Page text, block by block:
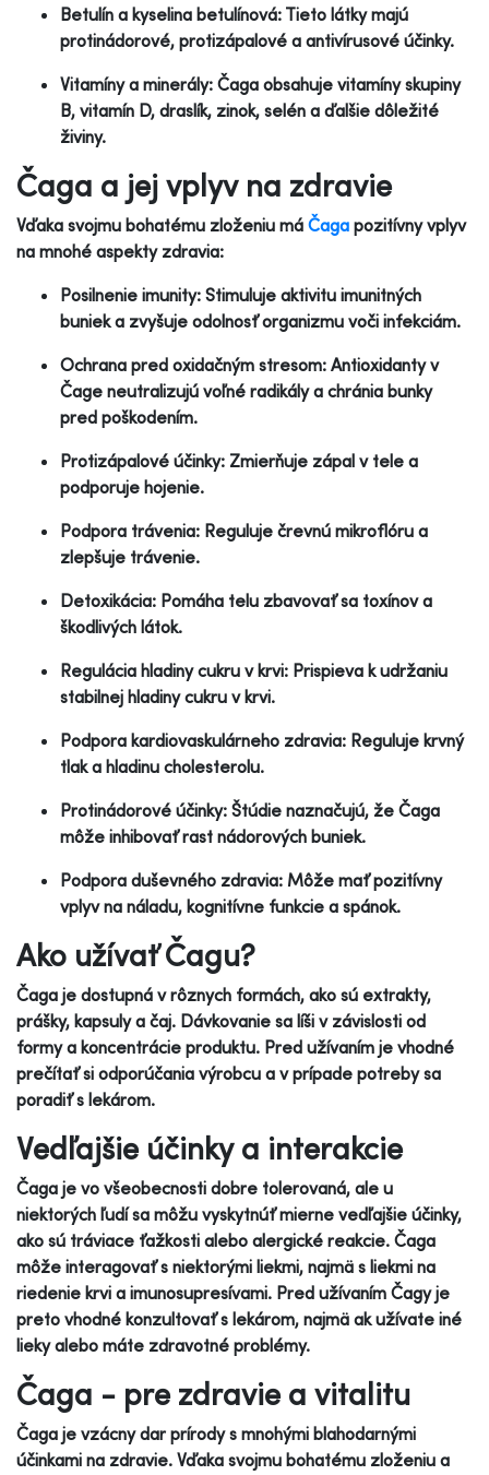
Betulín a kyselina betulínová: Tieto látky majú
protinádorové, protizápalové a antivírusové účinky.
Vitamíny a minerály: Čaga obsahuje vitamíny skupiny
B, vitamín D, draslík, zinok, selén a ďalšie dôležité
živiny.
Čaga a jej vplyv na zdravie
Vďaka svojmu bohatému zloženiu má Čaga pozitívny vplyv
na mnohé aspekty zdravia:
Posilnenie imunity: Stimuluje aktivitu imunitných
buniek a zvyšuje odolnosť organizmu voči infekciám.
Ochrana pred oxidačným stresom: Antioxidanty v
Čage neutralizujú voľné radikály a chránia bunky
pred poškodením.
Protizápalové účinky: Zmierňuje zápal v tele a
podporuje hojenie.
Podpora trávenia: Reguluje črevnú mikroflóru a
zlepšuje trávenie.
Detoxikácia: Pomáha telu zbavovať sa toxínov a
škodlivých látok.
Regulácia hladiny cukru v krvi: Prispieva k udržaniu
stabilnej hladiny cukru v krvi.
Podpora kardiovaskulárneho zdravia: Reguluje krvný
tlak a hladinu cholesterolu.
Protinádorové účinky: Štúdie naznačujú, že Čaga
môže inhibovať rast nádorových buniek.
Podpora duševného zdravia: Môže mať pozitívny
vplyv na náladu, kognitívne funkcie a spánok.
Ako užívať Čagu?
Čaga je dostupná v rôznych formách, ako sú extrakty,
prášky, kapsuly a čaj. Dávkovanie sa líši v závislosti od
formy a koncentrácie produktu. Pred užívaním je vhodné
prečítať si odporúčania výrobcu a v prípade potreby sa
poradiť s lekárom.
Vedľajšie účinky a interakcie
Čaga je vo všeobecnosti dobre tolerovaná, ale u
niektorých ľudí sa môžu vyskytnúť mierne vedľajšie účinky,
ako sú tráviace ťažkosti alebo alergické reakcie. Čaga
môže interagovať s niektorými liekmi, najmä s liekmi na
riedenie krvi a imunosupresívami. Pred užívaním Čagy je
preto vhodné konzultovať s lekárom, najmä ak užívate iné
lieky alebo máte zdravotné problémy.
Čaga - pre zdravie a vitalitu
Čaga je vzácny dar prírody s mnohými blahodarnými
účinkami na zdravie. Vďaka svojmu bohatému zloženiu a